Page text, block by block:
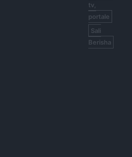
tv,
portale
Sali
Berisha